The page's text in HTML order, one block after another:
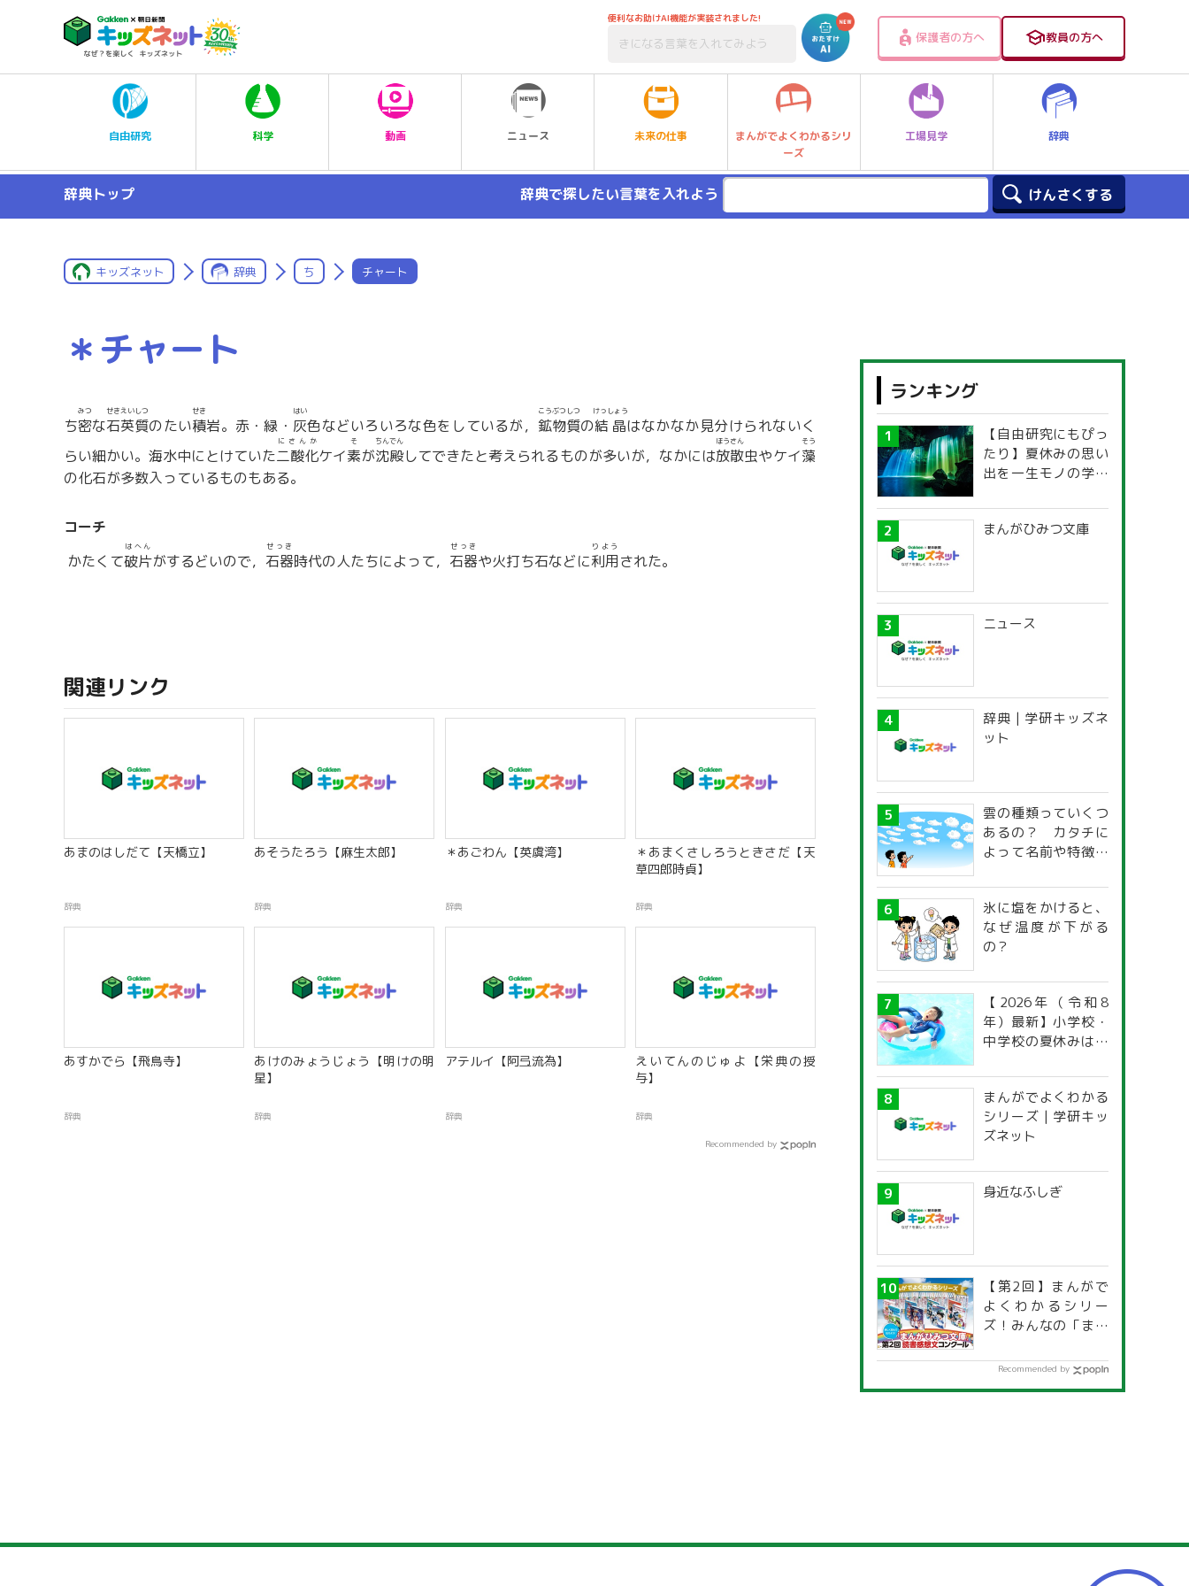
便利なお助けAI機能が実装されました!
保護者の方へ 教員の方へ
自由研究 科学 動画 ニュース 未来の仕事
まんがでよくわかるシリ
ーズ
工場見学 辞典
辞典トップ 辞典で探したい言葉を入れよう
キッズネット 辞典 ち チャート
＊チャート
ち密
みつ
な石英
せきえい
質
しつ
のたい積
せき
岩。赤・緑・ 灰
はい
色などいろいろな色をしているが， 鉱物
こうぶつ
質
しつ
の結晶
けっしょう
はなかなか見分けられないく
らい細かい。海水中にとけていた二酸化
にさんか
ケイ素
そ
が沈殿
ちんでん
してできたと考えられるものが多いが，なかには放散
ほうさん
虫やケイ藻
そう
の化石が多数入っているものもある。
コーチ
かたくて破片
はへん
がするどいので， 石器
せっき
時代の人たちによって， 石器
せっき
や火打ち石などに利用
りよう
された。
関連リンク
あまのはしだて【天橋立】
辞典
あそうたろう【麻生太郎】
辞典
＊あごわん【英虞湾】
辞典
＊あまくさしろうときさだ【天
草四郎時貞】
辞典
あすかでら【飛鳥寺】
辞典
あけのみょうじょう【明けの明
星】
辞典
アテルイ【阿弖流為】
辞典
えいてんのじゅよ【栄典の授
与】
辞典
Recommended by
ランキング
【自由研究にもぴっ
たり】夏休みの思い
出を一生モノの学び
探究ガイド
まんがひみつ文庫
ニュース
辞典 | 学研キッズネ
ット
雲の種類っていくつ
あるの？ カタチに
よって名前や特徴が
氷に塩をかけると、
なぜ温度が下がる
の？
【2026年（令和8
年）最新】小学校・
中学校の夏休みはい
道府県別「夏季休暇
一覧」
まんがでよくわかる
シリーズ | 学研キッ
ズネット
身近なふしぎ
【第2回】まんがで
よくわかるシリー
ズ！みんなの「まん
感想文コンクール
Recommended by